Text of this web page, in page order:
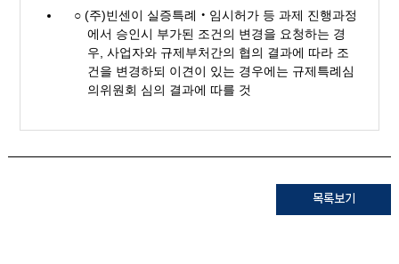
○ (주)빈센이 실증특례‧임시허가 등 과제 진행과정
에서 승인시 부가된 조건의 변경을 요청하는 경
우, 사업자와 규제부처간의 협의 결과에 따라 조
건을 변경하되 이견이 있는 경우에는 규제특례심
의위원회 심의 결과에 따를 것
목록보기